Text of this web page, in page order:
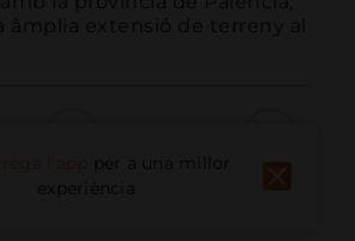
àmplia extensió de terreny al
Email
per a una millor
experiència